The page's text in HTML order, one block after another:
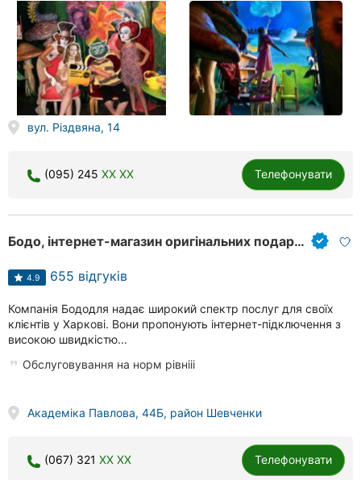
вул. Різдвяна, 14
(095) 245 XX XX Телефонувати
Бодо, інтернет-магазин оригінальних подарунків
4.9 655 відгуків
Компанія Бододля надає широкий спектр послуг для своїх
клієнтів у Харкові. Вони пропонують інтернет-підключення з
високою швидкістю...
Обслуговування на норм рівнііі
Академіка Павлова, 44Б, район Шевченки
(067) 321 XX XX Телефонувати